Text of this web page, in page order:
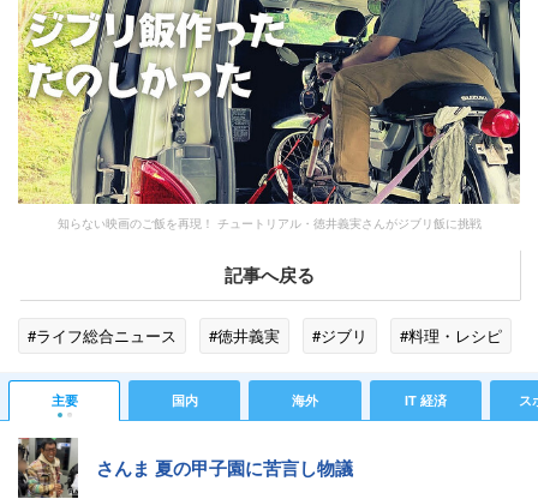
知らない映画のご飯を再現！ チュートリアル・徳井義実さんがジブリ飯に挑戦
記事へ戻る
#ライフ総合ニュース #徳井義実 #ジブリ #料理・レシピ
主要 国内 海外 IT 経済 ス
さんま 夏の甲子園に苦言し物議